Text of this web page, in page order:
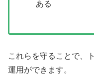
ある
これらを守ることで、
運用ができます。